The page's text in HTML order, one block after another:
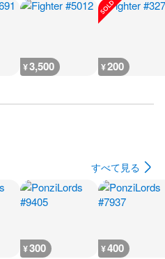
¥3,500 ¥200
すべて見る
¥300 ¥400